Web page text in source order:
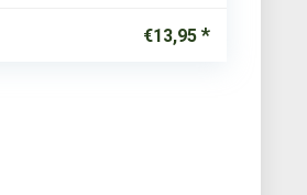
€13,95